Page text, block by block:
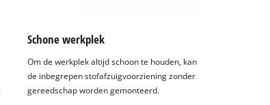
Schone werkplek
Om de werkplek altijd schoon te houden, kan
de inbegrepen stofafzuigvoorziening zonder
gereedschap worden gemonteerd.